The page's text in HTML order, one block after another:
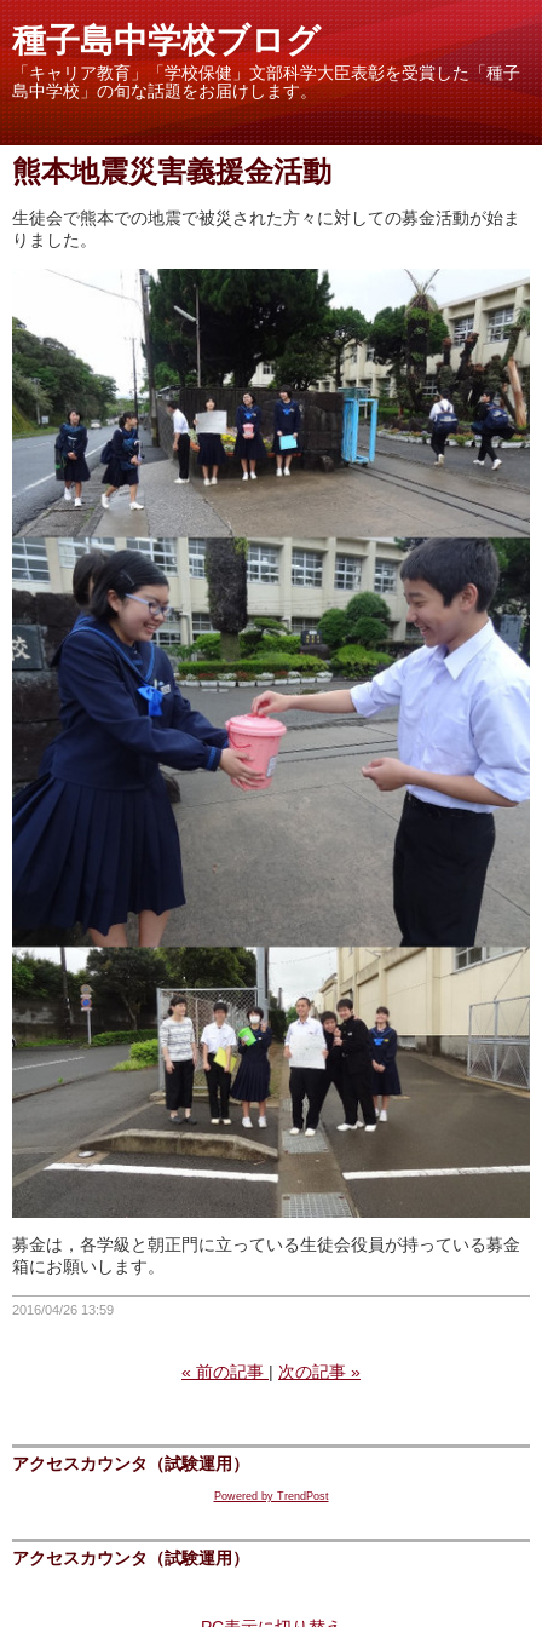
種子島中学校ブログ
「キャリア教育」「学校保健」文部科学大臣表彰を受賞した「種子
島中学校」の旬な話題をお届けします。
熊本地震災害義援金活動
生徒会で熊本での地震で被災された方々に対しての募金活動が始ま
りました。
募金は，各学級と朝正門に立っている生徒会役員が持っている募金
箱にお願いします。
2016/04/26 13:59
« 前の記事 次の記事 »
アクセスカウンタ（試験運用）
Powered by TrendPost
アクセスカウンタ（試験運用）